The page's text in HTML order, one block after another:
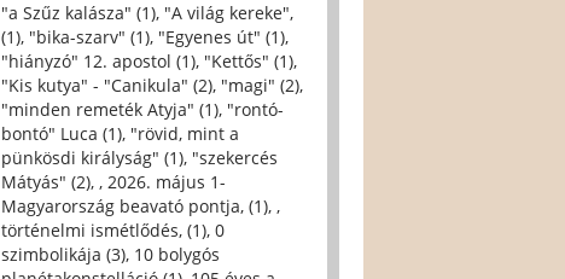
"a Szűz kalásza" (1), "A világ kereke",
(1), "bika-szarv" (1), "Egyenes út" (1),
"hiányzó" 12. apostol (1), "Kettős" (1),
"Kis kutya" - "Canikula" (2), "magi" (2),
"minden remeték Atyja" (1), "rontó-
bontó" Luca (1), "rövid, mint a
pünkösdi királyság" (1), "szekercés
Mátyás" (2), , 2026. május 1-
Magyarország beavató pontja, (1), ,
történelmi ismétlődés, (1), 0
szimbolikája (3), 10 bolygós